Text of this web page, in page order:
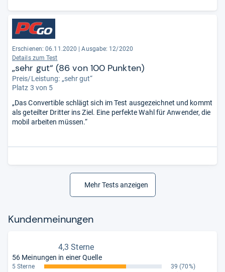
Erschienen: 06.11.2020 | Ausgabe: 12/2020
Details zum Test
„sehr gut“ (86 von 100 Punkten)
Preis/Leistung: „sehr gut“
Platz 3 von 5
„Das Convertible schlägt sich im Test ausgezeichnet und kommt
als geteilter Dritter ins Ziel. Eine perfekte Wahl für Anwender, die
mobil arbeiten müssen.“
Mehr Tests anzeigen
Kun­den­mei­nun­gen
4,3 Sterne
56 Meinungen in einer Quelle
5 Sterne 39 (70%)